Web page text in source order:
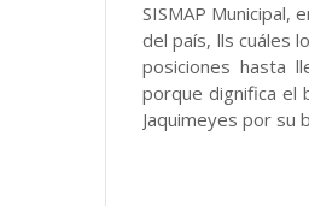
SISMAP Municipal,
del país, lls cuáles
posiciones hasta
porque dignifica el
Jaquimeyes por su